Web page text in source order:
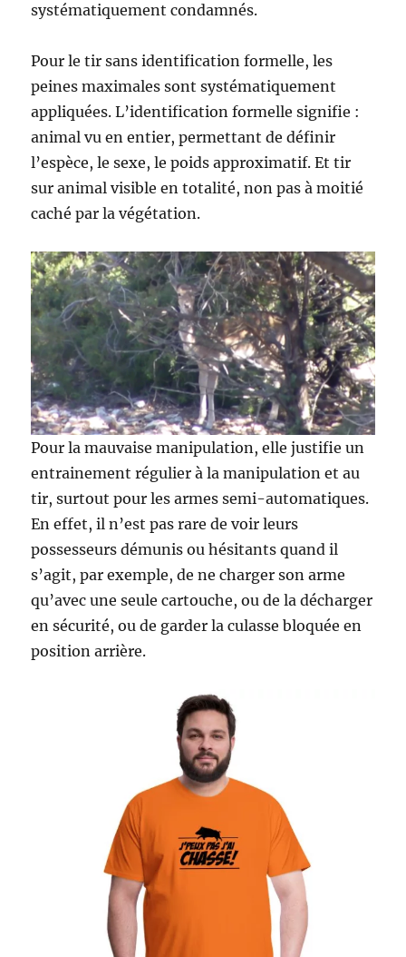
systématiquement condamnés.
Pour le tir sans identification formelle, les
peines maximales sont systématiquement
appliquées. L’identification formelle signifie :
animal vu en entier, permettant de définir
l’espèce, le sexe, le poids approximatif. Et tir
sur animal visible en totalité, non pas à moitié
caché par la végétation.
Pour la mauvaise manipulation, elle justifie un
entrainement régulier à la manipulation et au
tir, surtout pour les armes semi-automatiques.
En effet, il n’est pas rare de voir leurs
possesseurs démunis ou hésitants quand il
s’agit, par exemple, de ne charger son arme
qu’avec une seule cartouche, ou de la décharger
en sécurité, ou de garder la culasse bloquée en
position arrière.